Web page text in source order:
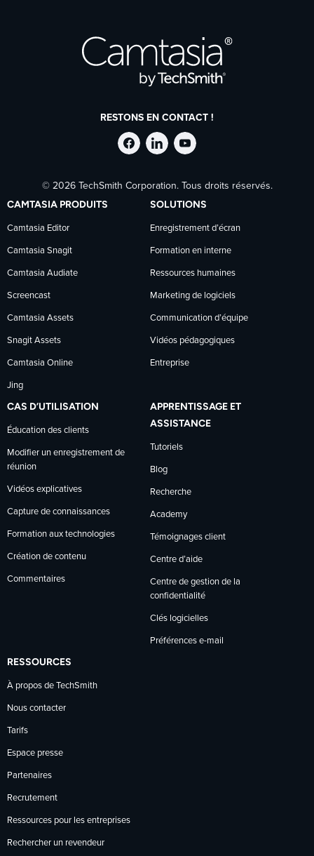
RESTONS EN CONTACT !
Suivre
TechSmith
sur
Facebook
Suivre
TechSmith
sur
LinkedIn
Suivre
TechSmith
sur
YouTube
© 2026 TechSmith Corporation. Tous droits réservés.
CAMTASIA PRODUITS
Camtasia Editor
Camtasia Snagit
Camtasia Audiate
Screencast
Camtasia Assets
Snagit Assets
Camtasia Online
Jing
SOLUTIONS
Enregistrement d’écran
Formation en interne
Ressources humaines
Marketing de logiciels
Communication d’équipe
Vidéos pédagogiques
Entreprise
CAS D’UTILISATION
Éducation des clients
Modifier un enregistrement de
réunion
Vidéos explicatives
Capture de connaissances
Formation aux technologies
Création de contenu
Commentaires
APPRENTISSAGE ET
ASSISTANCE
Tutoriels
Blog
Recherche
Academy
Témoignages client
Centre d’aide
Centre de gestion de la
confidentialité
Clés logicielles
Préférences e-mail
RESSOURCES
À propos de TechSmith
Nous contacter
Tarifs
Espace presse
Partenaires
Recrutement
Ressources pour les entreprises
Rechercher un revendeur